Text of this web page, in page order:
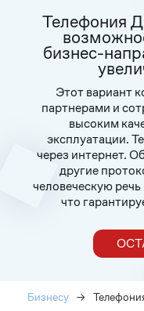
Телефония
бизнес-
Этот вариант
партнерами и
высоким
эксплуатации.
через интернет.
другие
человеческую
что
Бизнесу →